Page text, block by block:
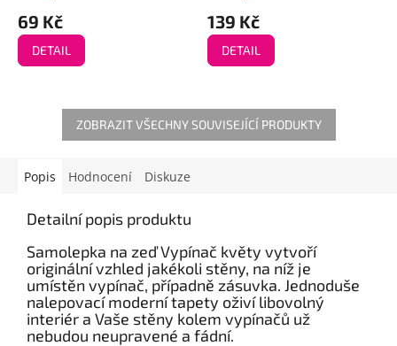
69 Kč
DETAIL
139 Kč
DETAIL
ZOBRAZIT VŠECHNY SOUVISEJÍCÍ PRODUKTY
Popis Hodnocení Diskuze
Detailní popis produktu
Samolepka na zeď Vypínač květy vytvoří
originální vzhled jakékoli stěny, na níž je
umístěn vypínač, případně zásuvka. Jednoduše
nalepovací moderní tapety oživí libovolný
interiér a Vaše stěny kolem vypínačů už
nebudou neupravené a fádní.